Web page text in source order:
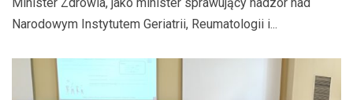
Reumatologii i Rehabilitacji im. prof. dr hab.
med. Eleonory Reicher
Narodowym Instytutem Geriatrii, Reumatologii i...